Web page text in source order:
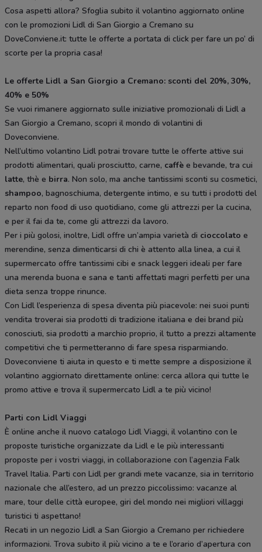
Cosa aspetti allora? Sfoglia subito il volantino aggiornato online
con le promozioni Lidl di San Giorgio a Cremano su
DoveConviene.it: tutte le offerte a portata di click per fare un po’ di
scorte per la propria casa!
Le offerte Lidl a San Giorgio a Cremano: sconti del 20%, 30%,
40% e 50%
Se vuoi rimanere aggiornato sulle iniziative promozionali di Lidl a
San Giorgio a Cremano, scopri il mondo di volantini di
Doveconviene.
Nell’ultimo volantino Lidl potrai trovare tutte le offerte attive sui
prodotti alimentari, quali prosciutto, carne, caffè e bevande, tra cui
latte, thè e birra. Non solo, ma anche tantissimi sconti su cosmetici,
shampoo, bagnoschiuma, detergente intimo, e su tutti i prodotti del
reparto non food di uso quotidiano, come gli attrezzi per la cucina,
e per il fai da te, come gli attrezzi da lavoro.
Per i più golosi, inoltre, Lidl offre un’ampia varietà di cioccolato e
merendine, senza dimenticarsi di chi è attento alla linea, a cui il
supermercato offre tantissimi cibi e snack leggeri ideali per fare
una merenda buona e sana e tanti affettati magri perfetti per una
dieta senza troppe rinunce.
Con Lidl l’esperienza di spesa diventa più piacevole: nei suoi punti
vendita troverai sia prodotti di tradizione italiana e dei brand più
conosciuti, sia prodotti a marchio proprio, il tutto a prezzi altamente
competitivi che ti permetteranno di fare spesa risparmiando.
Doveconviene ti aiuta in questo e ti mette sempre a disposizione il
volantino aggiornato direttamente online: cerca allora qui tutte le
promo attive e trova il supermercato Lidl a te più vicino!
Parti con Lidl Viaggi
È online anche il nuovo catalogo Lidl Viaggi, il volantino con le
proposte turistiche organizzate da Lidl e le più interessanti
proposte per i vostri viaggi, in collaborazione con l’agenzia Falk
Travel Italia. Parti con Lidl per grandi mete vacanze, sia in territorio
nazionale che all’estero, ad un prezzo piccolissimo: vacanze al
mare, tour delle città europee, giri del mondo nei migliori villaggi
turistici ti aspettano!
Recati in un negozio Lidl a San Giorgio a Cremano per richiedere
informazioni. Trova subito il più vicino a te e l’orario d’apertura con